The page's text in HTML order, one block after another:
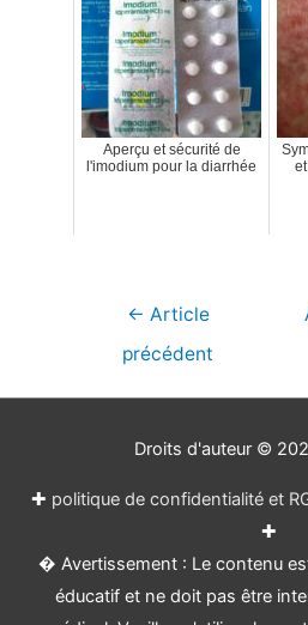
Aperçu et sécurité de
l'imodium pour la diarrhée
Navigation
← Article
précédent
Droits d'auteur ©
✚ politique de confidentialité et
✚
� Avertissement : Le contenu
éducatif et ne doit pas être